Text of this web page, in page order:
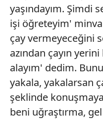
yaşındayım. Şimdi
işi öğreteyim'
çay vermeyeceğini
azından çayın
alayım' dedim.
yakala, yakalarsan
şeklinde
beni uğraştırma,